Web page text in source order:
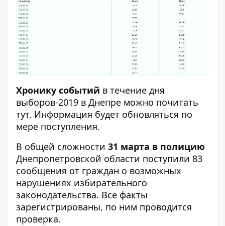
Хронику событий в течение дня
выборов-2019 в Днепре можно почитать
тут. Информация будет обновляться по
мере поступления.
В общей сложности 31 марта в полицию
Днепропетровской области поступили 83
сообщения от граждан о возможных
нарушениях избирательного
законодательства. Все факты
зарегистрированы, по ним проводится
проверка.